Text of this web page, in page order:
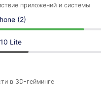
приложений и системы
(2)
Lite
в 3D-гейминге